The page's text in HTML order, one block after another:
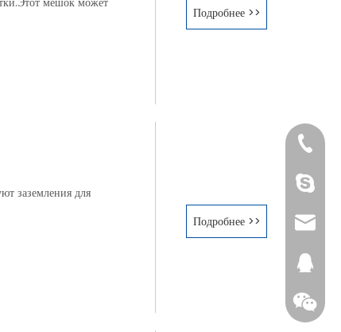
Подробнее >>
заземления для
Подробнее >>
+86-
Nancy